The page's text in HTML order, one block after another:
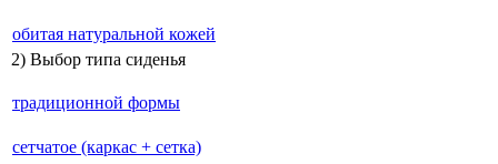
обитая натуральной кожей
2) Выбор типа сиденья
традиционной формы
сетчатое (каркас + сетка)